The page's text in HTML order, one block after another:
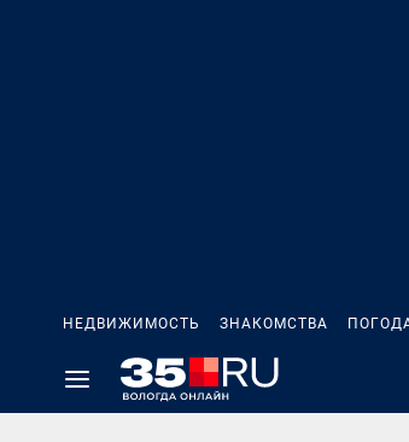
НЕДВИЖИМОСТЬ ЗНАКОМСТВА